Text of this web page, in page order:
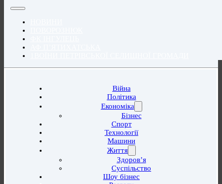
Війна
Політика
Економіка
Бізнес
Спорт
Технології
Машини
Життя
Здоров’я
Суспільство
Шоу бізнес